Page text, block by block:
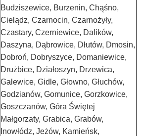
Budziszewice, Burzenin, Chąśno,
Cielądz, Czarnocin, Czarnożyły,
Czastary, Czerniewice, Dalików,
Daszyna, Dąbrowice, Dłutów, Dmosin,
Dobroń, Dobryszyce, Domaniewice,
Drużbice, Działoszyn, Drzewica,
Galewice, Gidle, Głowno, Głuchów,
Godzianów, Gomunice, Gorzkowice,
Goszczanów, Góra Świętej
Małgorzaty, Grabica, Grabów,
Inowłódz, Jeżów, Kamieńsk,